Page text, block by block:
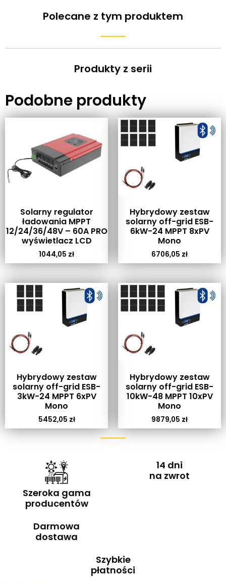
Polecane z tym produktem
Produkty z serii
Podobne produkty
Solarny regulator
ładowania MPPT
12/24/36/48V – 60A PRO
wyświetlacz LCD
1044,05 zł
Hybrydowy zestaw
solarny off-grid ESB-
6kW-24 MPPT 8xPV
Mono
6706,05 zł
Hybrydowy zestaw
solarny off-grid ESB-
3kW-24 MPPT 6xPV
Mono
5452,05 zł
Hybrydowy zestaw
solarny off-grid ESB-
10kW-48 MPPT 10xPV
Mono
9879,05 zł
Szeroka gama
producentów
14 dni
na zwrot
Darmowa
dostawa
Szybkie
płatności